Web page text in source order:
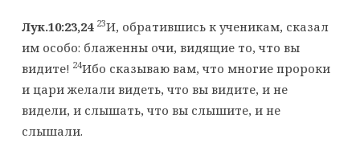
Лук.10:23,24 23И, обратившись к ученикам, сказал
им особо: блаженны очи, видящие то, что вы
видите! 24Ибо сказываю вам, что многие пророки
и цари желали видеть, что вы видите, и не
видели, и слышать, что вы слышите, и не
слышали.